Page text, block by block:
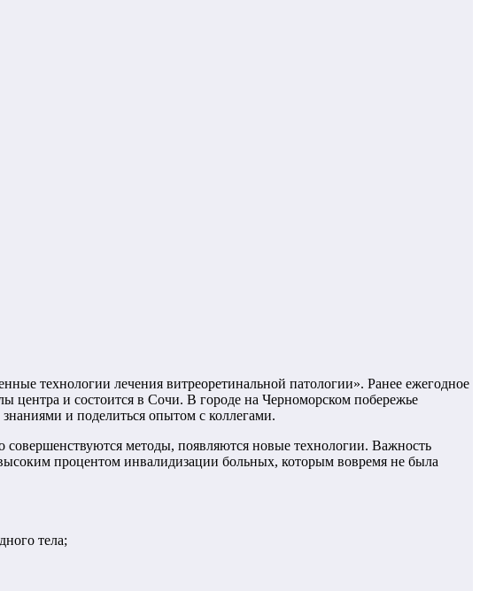
технологии лечения витреоретинальной патологии». Ранее ежегодное
центра и состоится в Сочи. В городе на Черноморском побережье
и поделиться опытом с коллегами.
методы, появляются новые технологии. Важность
процентом инвалидизации больных, которым вовремя не была
тела;